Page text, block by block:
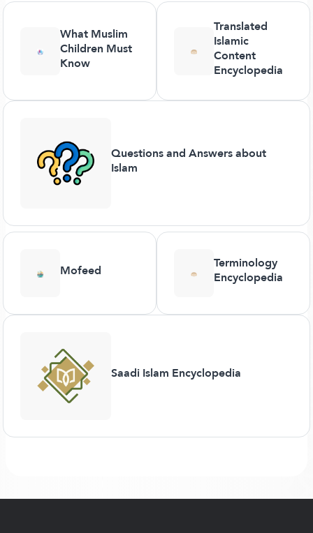
What Muslim
Children Must
Know
Translated
Islamic
Content
Encyclopedia
Questions and Answers about
Islam
Mofeed Terminology
Encyclopedia
Saadi Islam Encyclopedia